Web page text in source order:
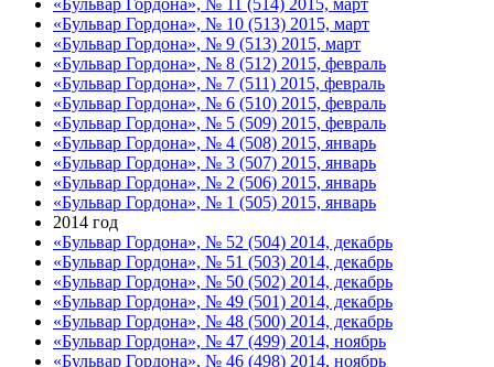
«Бульвар Гордона», № 10 (513) 2015, март
«Бульвар Гордона», № 9 (513) 2015, март
«Бульвар Гордона», № 8 (512) 2015, февраль
«Бульвар Гордона», № 7 (511) 2015, февраль
«Бульвар Гордона», № 6 (510) 2015, февраль
«Бульвар Гордона», № 5 (509) 2015, февраль
«Бульвар Гордона», № 4 (508) 2015, январь
«Бульвар Гордона», № 3 (507) 2015, январь
«Бульвар Гордона», № 2 (506) 2015, январь
«Бульвар Гордона», № 1 (505) 2015, январь
2014 год
«Бульвар Гордона», № 52 (504) 2014, декабрь
«Бульвар Гордона», № 51 (503) 2014, декабрь
«Бульвар Гордона», № 50 (502) 2014, декабрь
«Бульвар Гордона», № 49 (501) 2014, декабрь
«Бульвар Гордона», № 48 (500) 2014, декабрь
«Бульвар Гордона», № 47 (499) 2014, ноябрь
«Бульвар Гордона», № 46 (498) 2014, ноябрь